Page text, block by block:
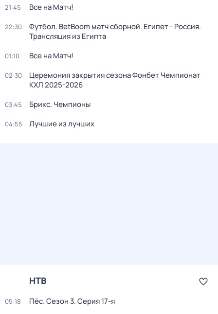
21:45 Все на Матч!
22:30
Футбол. BetBoom матч сборной. Египет - Россия.
Трансляция из Египта
01:10 Все на Матч!
02:30
Церемония закрытия сезона Фонбет Чемпионат
КХЛ 2025-2026
03:45 Брикс. Чемпионы
04:55 Лучшие из лучших
НТВ
05:18 Пёс. Сезон 3. Серия 17-я